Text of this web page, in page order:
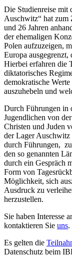
Die Studienreise mit
Auschwitz“ hat zum
und 26 Jahren
der ehemaligen
Polen aufzuzeigen,
Europa ausgegrenzt,
Hierbei erfahren die
diktatorisches
demokratische
auszuhebeln und
Durch Führungen in
Jugendlichen von
Christen und Juden
der Lager Auschwitz
durch Führungen,
den so genannten
durch ein Gespräch
Form von
Möglichkeit, sich
Ausdruck zu
herzustellen.
Sie haben Interesse
kontaktieren Sie uns.
Es gelten die
Datenschutz beim